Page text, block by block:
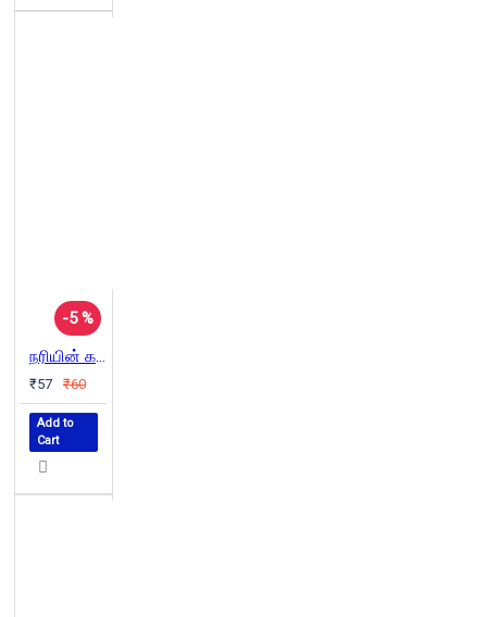
-5 %
நரியின் கண்ணாடி
₹57 ₹60
Add to
Cart